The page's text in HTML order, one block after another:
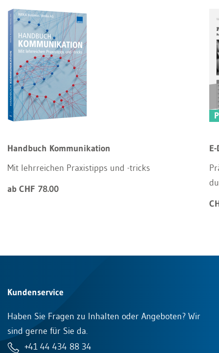
Handbuch Kommunikation
Mit lehrreichen Praxistipps und -tricks
ab CHF 78.00
Kundenservice
Haben Sie Fragen zu Inhalten oder Angeboten? Wir
sind gerne für Sie da.
+41 44 434 88 34